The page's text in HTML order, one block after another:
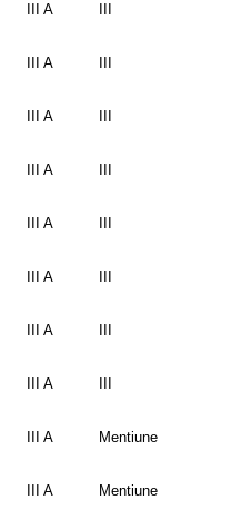
III A
III A
III A
III A
III A
III A
III A
III A
III A Mentiune
III A Mentiune